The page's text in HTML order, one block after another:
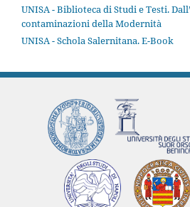
UNISA - Biblioteca di Studi e Testi.
contaminazioni della Modernità
UNISA - Schola Salernitana. E-Book